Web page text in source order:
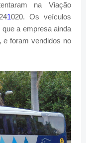
na Viação
1020. Os veículos
a empresa ainda
e foram vendidos no